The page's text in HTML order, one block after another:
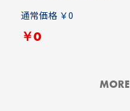
通常価格 ￥0
￥0
MORE